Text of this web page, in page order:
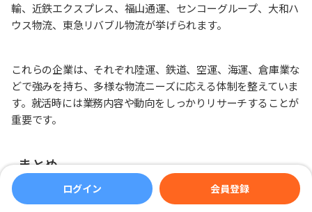
輸、近鉄エクスプレス、福山通運、センコーグループ、大和ハ
ウス物流、東急リバブル物流が挙げられます。
これらの企業は、それぞれ陸運、鉄道、空運、海運、倉庫業な
どで強みを持ち、多様な物流ニーズに応える体制を整えていま
す。就活時には業務内容や動向をしっかりリサーチすることが
重要です。
まとめ
物流業界とは、生産者から消費者へ商品を効率的に届けるため
ログイン 会員登録